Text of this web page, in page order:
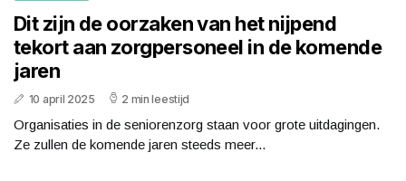
Dit zijn de oorzaken van het nijpend
tekort aan zorgpersoneel in de komende
jaren
10 april 2025 2 min leestijd
Organisaties in de seniorenzorg staan voor grote uitdagingen.
Ze zullen de komende jaren steeds meer...